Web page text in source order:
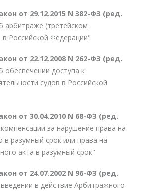
от 29.12.2015 N 382-ФЗ (ред.
арбитраже (третейском
в Российской Федерации"
от 22.12.2008 N 262-ФЗ (ред.
обеспечении доступа к
судов в Российской
от 30.04.2010 N 68-ФЗ (ред.
за нарушение права на
в разумный срок или права на
акта в разумный срок"
от 24.07.2002 N 96-ФЗ (ред.
в действие Арбитражного